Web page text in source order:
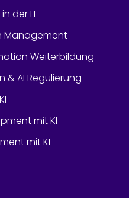
der IT
Management
Weiterbildung
& AI Regulierung
mit KI
mit KI